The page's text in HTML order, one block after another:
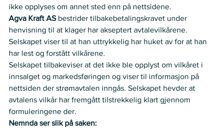
ikke opplyses om annet sted enn på nettsidene.
Agva Kraft AS bestrider tilbakebetalingskravet under
henvisning til at klager har akseptert avtalevilkårene.
Selskapet viser til at han uttrykkelig har huket av for at han
har lest og forstått vilkårene.
Selskapet tilbakeviser at det ikke ble opplyst om vilkåret i
innsalget og markedsføringen og viser til informasjon på
nettsiden der strømavtalen inngås. Selskapet hevder at
avtalens vilkår har fremgått tilstrekkelig klart gjennom
formuleringene der.
Nemnda ser slik på saken: